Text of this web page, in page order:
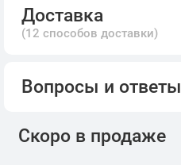
Доставка
(12 способов доставки)
Вопросы и ответы
Скоро в продаже